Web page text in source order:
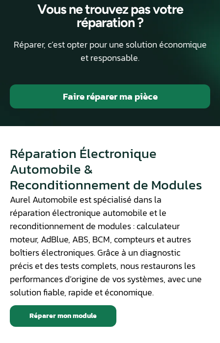
Vous ne trouvez pas votre
réparation ?
Réparer, c’est opter pour une solution économique
et responsable.
Faire réparer ma pièce
Réparation Électronique
Automobile &
Reconditionnement de Modules
Aurel Automobile est spécialisé dans la
réparation électronique automobile et le
reconditionnement de modules : calculateur
moteur, AdBlue, ABS, BCM, compteurs et autres
boîtiers électroniques. Grâce à un diagnostic
précis et des tests complets, nous restaurons les
performances d’origine de vos systèmes, avec une
solution fiable, rapide et économique.
Réparer mon module